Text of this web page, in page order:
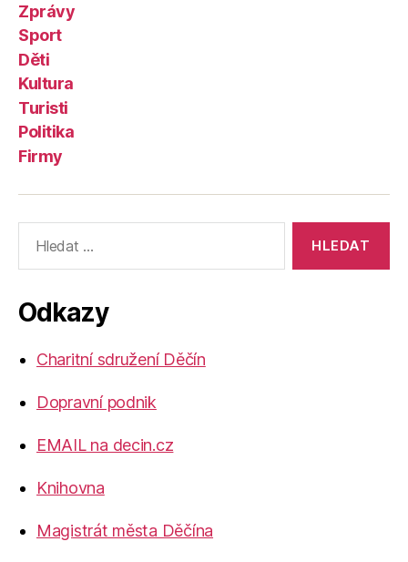
Zprávy
Sport
Děti
Kultura
Turisti
Politika
Firmy
vyhledávání:
Odkazy
Charitní sdružení Děčín
Dopravní podnik
EMAIL na decin.cz
Knihovna
Magistrát města Děčína